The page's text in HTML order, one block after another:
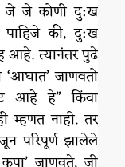
जे जे कोणी दु:ख
पाहिजे की, दु:ख
आहे. त्यानंतर पुढे
जाणवतो
आहे हे” किंवा
म्हणत नाही. तर
परिपूर्ण झालेले